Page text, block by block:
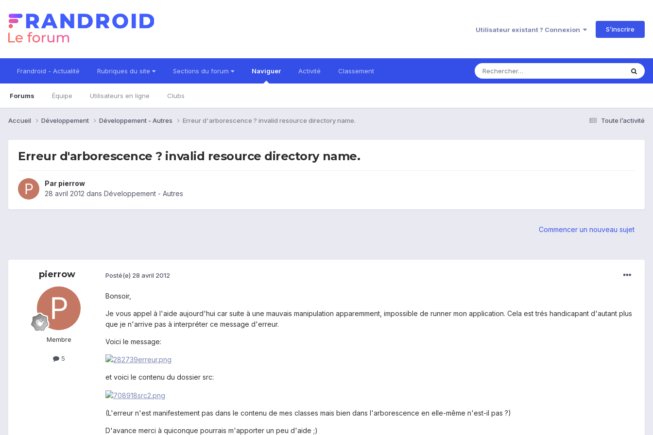
Utilisateur existant ? Connexion S’inscrire
Frandroid - Actualité Rubriques du site Sections du forum Naviguer
Forums Équipe Utilisateurs en ligne Clubs
Activité Classement
Toute l’activité
Accueil Développement Développement - Autres Erreur d'arborescence ? invalid resource directory name.
Erreur d'arborescence ? invalid resource directory name.
Par pierrow
28 avril 2012 dans Développement - Autres
Commencer un nouveau sujet
pierrow
Membre
5
Posté(e) 28 avril 2012
Bonsoir,
Je vous appel à l'aide aujourd'hui car suite à une mauvais manipulation apparemment, impossible de runner mon application. Cela est trés handicapant d'autant plus
que je n'arrive pas à interpréter ce message d'erreur.
Voici le message:
et voici le contenu du dossier src:
(L'erreur n'est manifestement pas dans le contenu de mes classes mais bien dans l'arborescence en elle-même n'est-il pas ?)
D'avance merci à quiconque pourrais m'apporter un peu d'aide ;)